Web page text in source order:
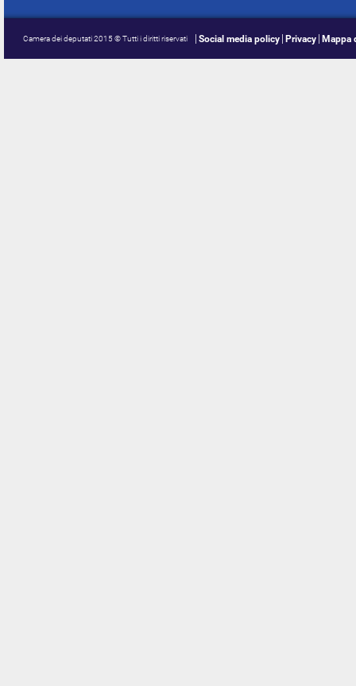
Camera dei deputati 2015 © Tutti i diritti riservati Social media policy Privacy Mappa